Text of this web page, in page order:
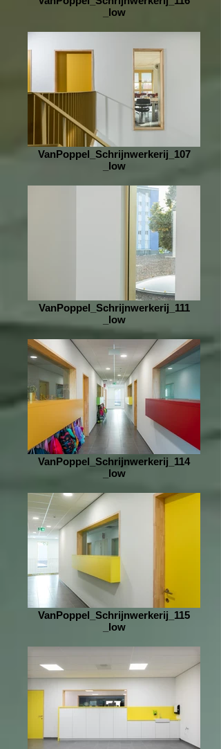
_low
VanPoppel_Schrijnwerkerij_107
_low
VanPoppel_Schrijnwerkerij_111
_low
VanPoppel_Schrijnwerkerij_114
_low
VanPoppel_Schrijnwerkerij_115
_low